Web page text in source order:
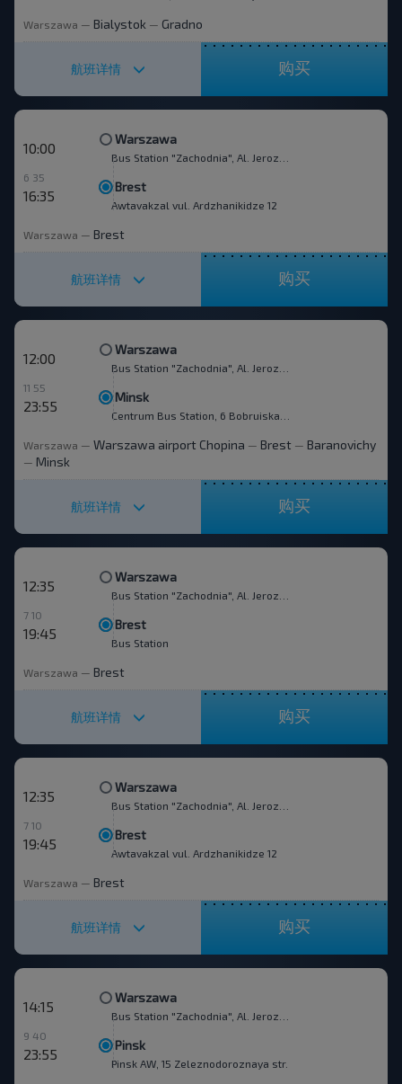
Warszawa — Bialystok — Gradno
航班详情 购买
10:00
Warszawa
6 35
16:35
Brest
Awtavakzal vul. Ardzhanikidze 12
Warszawa — Brest
航班详情 购买
12:00
Warszawa
11 55
23:55
Minsk
Warszawa — Warszawa airport Chopina — Brest — Baranovichy
— Minsk
航班详情 购买
12:35
Warszawa
7 10
19:45
Brest
Bus Station
Warszawa — Brest
航班详情 购买
12:35
Warszawa
7 10
19:45
Brest
Awtavakzal vul. Ardzhanikidze 12
Warszawa — Brest
航班详情 购买
14:15
Warszawa
9 40
23:55
Pinsk
Pinsk AW, 15 Zeleznodoroznaya str.